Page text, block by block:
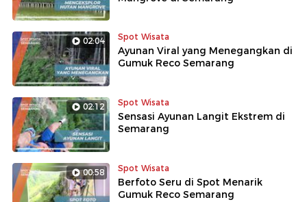
02:04 Spot Wisata
Ayunan Viral yang Menegangkan di
Gumuk Reco Semarang
02:12 Spot Wisata
Sensasi Ayunan Langit Ekstrem di
Semarang
00:58 Spot Wisata
Berfoto Seru di Spot Menarik
Gumuk Reco Semarang